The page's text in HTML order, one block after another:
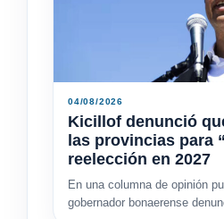
04/08/2026
Kicillof denunció
las provincias para
reelección en 2027
En una columna de opinión
gobernador bonaerense